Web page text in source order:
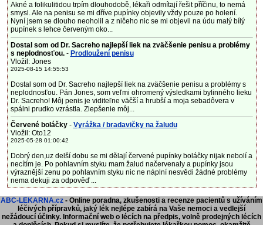
Akné a folikulitidou trpím dlouhodobě, lékaři odmítají řešit příčinu, to nemá
smysl. Ale na penisu se mi dříve pupínky objevily vždy pouze po holení.
Nyní jsem se dlouho neoholil a z ničeho nic se mi objevil na údu malý bílý
pupínek s lehce červeným oko...
Dostal som od Dr. Sacreho najlepší liek na zväčšenie penisu a problémy
s neplodnosťou.- Prodloužení penisu
Vložil: Jones
2025-08-15 14:55:53
Dostal som od Dr. Sacreho najlepší liek na zväčšenie penisu a problémy s
neplodnosťou. Pán Jones, som veľmi ohromený výsledkami bylinného lieku
Dr. Sacreho! Môj penis je viditeľne väčší a hrubší a moja sebadôvera v
spálni prudko vzrástla. Zlepšenie môj...
Červené boláčky - Vyrážka / bradavičky na žaludu
Vložil: Oto12
2025-05-28 01:00:42
Dobrý den,uz delší dobu se mi dělají červené pupínky boláčky nijak nebolí a
necítím je. Po pohlavním styku mam žalud načervenaly a pupínky jsou
výraznější zenu po pohlavním styku nic ne náplní nesvědi žádné problémy
nema dekuji za odpověď ...
ABC-LEKARNA.cz - Online poradna, zkušenosti a recenze pacientů s užíváním
léčivých přípravků, jaký lék nejlépe zabírá na Vaše nemoci a vedlejší
nežádoucí účinky. Informační web o lécích na předpis, volně prodejných lécích